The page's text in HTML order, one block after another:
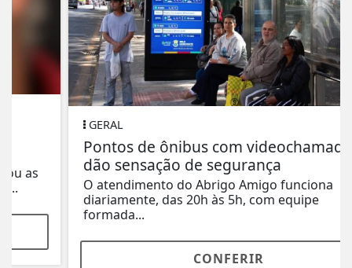
Pontos de ônibus com videochamada
dão sensação de segurança
O atendimento do Abrigo Amigo funciona
diariamente, das 20h às 5h, com equipe
formada...
CONFERIR